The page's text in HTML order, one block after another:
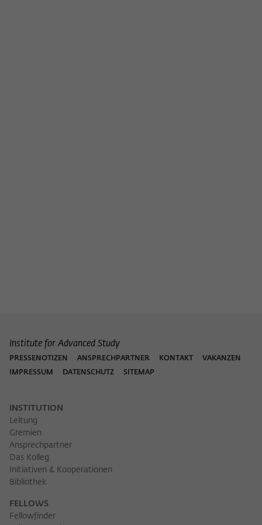
Institute for Advanced Study
PRESSENOTIZEN ANSPRECHPARTNER KONTAKT
VAKANZEN
IMPRESSUM
DATENSCHUTZ SITEMAP
INSTITUTION
Leitung
Gremien
Ansprechpartner
Das Kolleg
Initiativen & Kooperationen
Bibliothek
FELLOWS
Fellowfinder